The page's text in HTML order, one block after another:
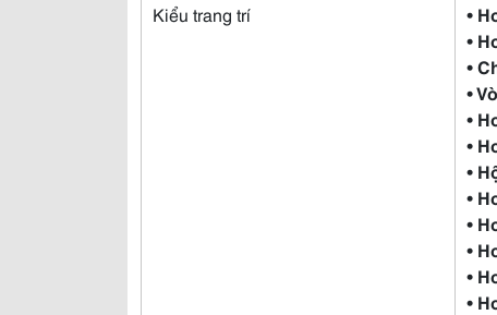
Kiểu trang trí
•
•
•
•
•
•
•
•
•
•
•
•